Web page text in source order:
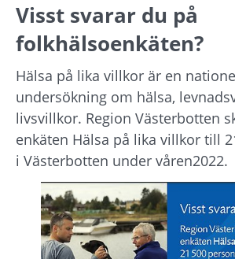
Visst svarar du på
folkhälsoenkäten?
Hälsa på lika villkor är en
undersökning om hälsa,
livsvillkor. Region Västerbotten
enkäten Hälsa på lika villkor till
i Västerbotten under våren2022.